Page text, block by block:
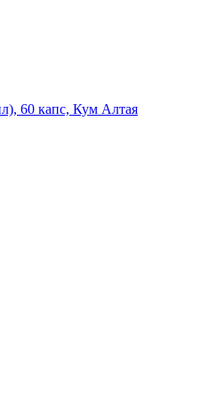
60 капс, Кум Алтая